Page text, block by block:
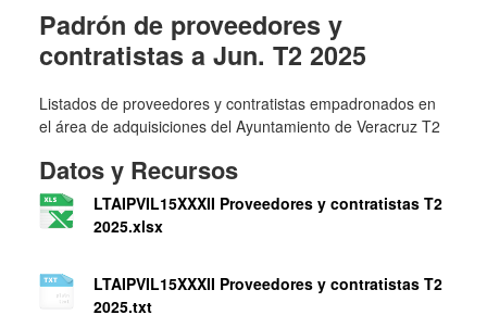
Padrón de proveedores y
contratistas a Jun. T2 2025
Listados de proveedores y contratistas empadronados en
el área de adquisiciones del Ayuntamiento de Veracruz T2
Datos y Recursos
LTAIPVIL15XXXII Proveedores y contratistas T2
2025.xlsx
LTAIPVIL15XXXII Proveedores y contratistas T2
2025.txt